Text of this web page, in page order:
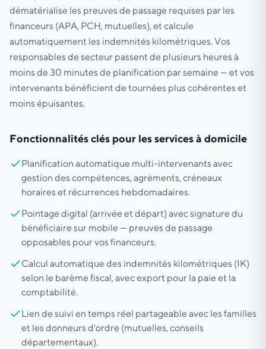
dématérialise les preuves de passage requises par les
financeurs (APA, PCH, mutuelles), et calcule
automatiquement les indemnités kilométriques. Vos
responsables de secteur passent de plusieurs heures à
moins de 30 minutes de planification par semaine — et vos
intervenants bénéficient de tournées plus cohérentes et
moins épuisantes.
Fonctionnalités clés pour les services à domicile
Planification automatique multi-intervenants avec
gestion des compétences, agréments, créneaux
horaires et récurrences hebdomadaires.
Pointage digital (arrivée et départ) avec signature du
bénéficiaire sur mobile — preuves de passage
opposables pour vos financeurs.
Calcul automatique des indemnités kilométriques (IK)
selon le barème fiscal, avec export pour la paie et la
comptabilité.
Lien de suivi en temps réel partageable avec les familles
et les donneurs d'ordre (mutuelles, conseils
départementaux).